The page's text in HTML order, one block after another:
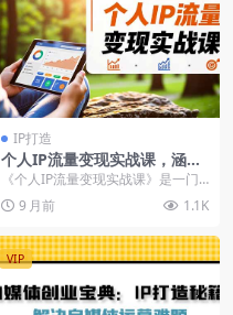
IP打造
个人IP流量变现实战课，涵盖
多平台引流、打造个人IP并实
现稳定流量变现
《个人IP流量变现实战课》是一门
聚焦流量获取（知乎/微信/B站养号
与内容创作）、...
9 月前 1.1K
VIP